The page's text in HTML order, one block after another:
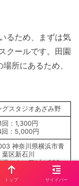
るため、まずは気
クールです。田園
所にあるため、
グスタジオあざみ野
回：1,300円
回：5,000円
神奈川県横浜市青
葉区新石川
スクエアビル303
：9:45~21:00
トップ サイドバー